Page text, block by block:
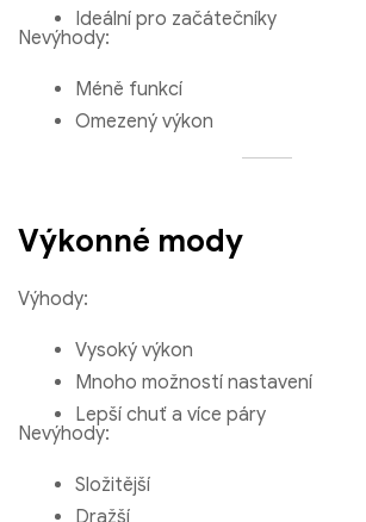
Ideální pro začátečníky
Nevýhody:
Méně funkcí
Omezený výkon
Výkonné mody
Výhody:
Vysoký výkon
Mnoho možností nastavení
Lepší chuť a více páry
Nevýhody:
Složitější